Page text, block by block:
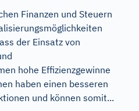
Finanzen und Steuern
der Einsatz von
hohe Effizienzgewinne
haben einen besseren
und können somit...